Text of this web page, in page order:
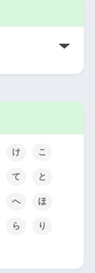
け こ
て と
へ ほ
ら り